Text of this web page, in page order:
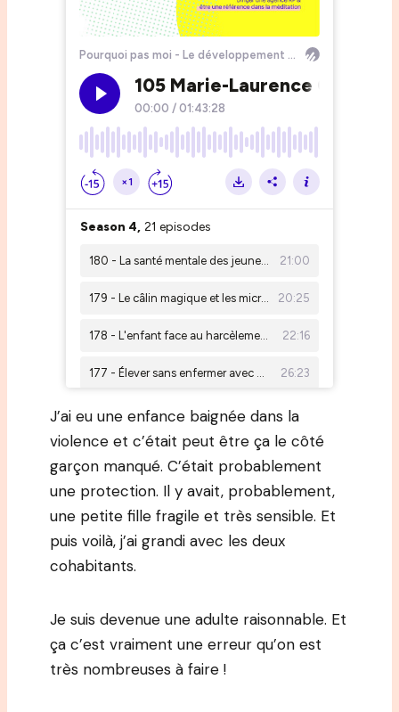
J’ai eu une enfance baignée dans la
violence et c’était peut être ça le côté
garçon manqué. C’était probablement
une protection. Il y avait, probablement,
une petite fille fragile et très sensible. Et
puis voilà, j’ai grandi avec les deux
cohabitants.
Je suis devenue une adulte raisonnable. Et
ça c’est vraiment une erreur qu’on est
très nombreuses à faire !